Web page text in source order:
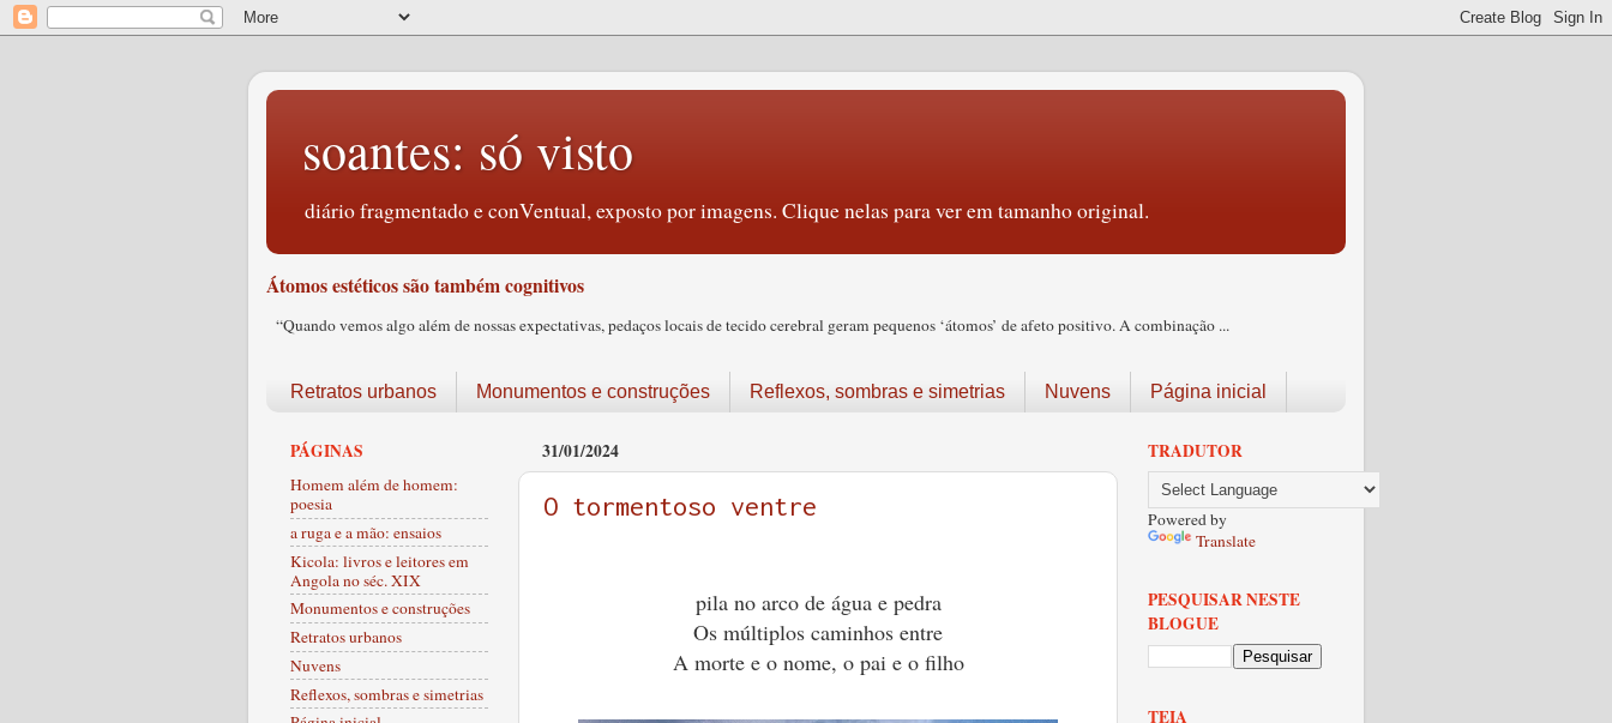
soantes: só visto
diário fragmentado e conVentual, exposto por imagens. Clique nelas para ver em tamanho original.
Átomos estéticos são também cognitivos
“Quando vemos algo além de nossas expectativas, pedaços locais de tecido cerebral geram pequenos ‘átomos’ de afeto positivo. A combinação ...
Retratos urbanos Monumentos e construções Reflexos, sombras e simetrias Nuvens Página inicial
31/01/2024
O tormentoso ventre
pila no arco de água e pedra
Os múltiplos caminhos entre
A morte e o nome, o pai e o filho
PÁGINAS
Homem além de homem:
poesia
a ruga e a mão: ensaios
Kicola: livros e leitores em
Angola no séc. XIX
Monumentos e construções
Retratos urbanos
Nuvens
Reflexos, sombras e simetrias
TRADUTOR
Powered by
Translate
PESQUISAR NESTE
BLOGUE
TEIA